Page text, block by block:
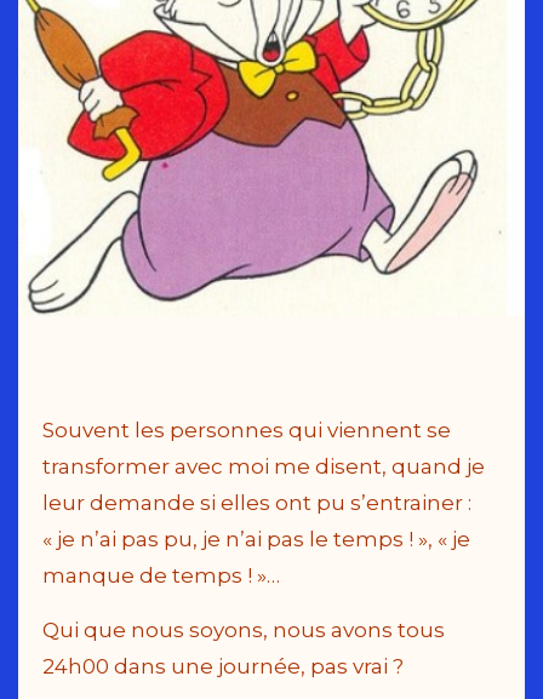
Souvent les personnes qui viennent se
transformer avec moi me disent, quand je
leur demande si elles ont pu s’entrainer :
« je n’ai pas pu, je n’ai pas le temps ! », « je
manque de temps ! »…
Qui que nous soyons, nous avons tous
24h00 dans une journée, pas vrai ?